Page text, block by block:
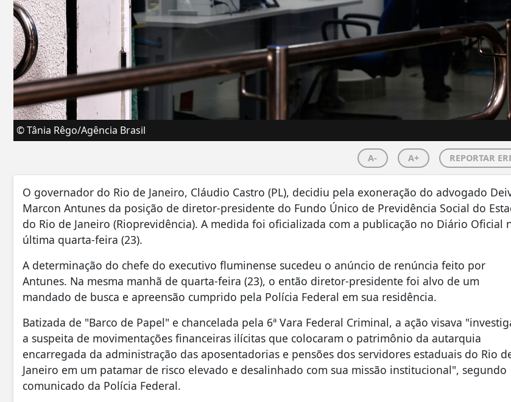
© Tânia Rêgo/Agência Brasil
A- A+ REPORTAR
O governador do Rio de Janeiro, Cláudio Castro (PL), decidiu pela exoneração do advogado
Marcon Antunes da posição de diretor-presidente do Fundo Único de Previdência Social do
do Rio de Janeiro (Rioprevidência). A medida foi oficializada com a publicação no Diário Oficial
última quarta-feira (23).
A determinação do chefe do executivo fluminense sucedeu o anúncio de renúncia feito por
Antunes. Na mesma manhã de quarta-feira (23), o então diretor-presidente foi alvo de um
mandado de busca e apreensão cumprido pela Polícia Federal em sua residência.
Batizada de "Barco de Papel" e chancelada pela 6ª Vara Federal Criminal, a ação visava
a suspeita de movimentações financeiras ilícitas que colocaram o patrimônio da autarquia
encarregada da administração das aposentadorias e pensões dos servidores estaduais do Rio
Janeiro em um patamar de risco elevado e desalinhado com sua missão institucional", segundo
comunicado da Polícia Federal.